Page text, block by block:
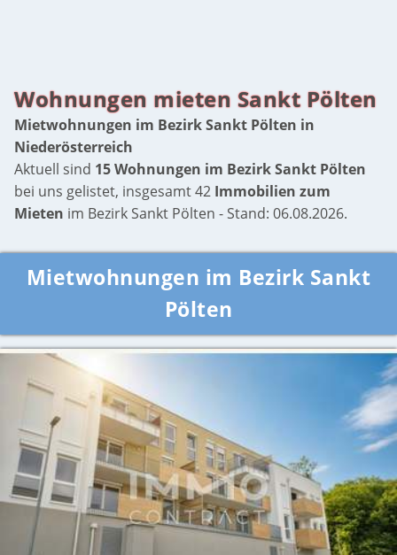
Wohnungen mieten Sankt Pölten
Mietwohnungen im Bezirk Sankt Pölten in
Niederösterreich
Aktuell sind 15 Wohnungen im Bezirk Sankt Pölten
bei uns gelistet, insgesamt 42 Immobilien zum
Mieten im Bezirk Sankt Pölten - Stand: 06.08.2026.
Mietwohnungen im Bezirk Sankt
Pölten